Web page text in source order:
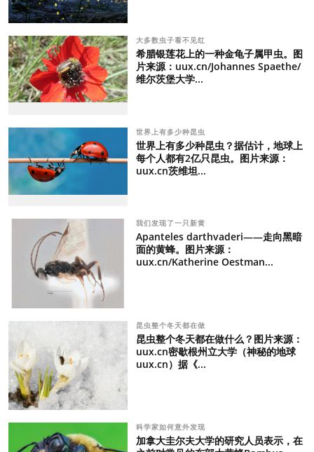
大多数虫子看不见红
希腊银莲花上的一种金龟子属甲虫。图
片来源：uux.cn/Johannes Spaethe/
维尔茨堡大学...
世界上有多少种昆虫
世界上有多少种昆虫？据估计，地球上
每个人都有2亿只昆虫。图片来源：
uux.cn茨维坦...
我们发现了一只新黄
Apanteles darthvaderi——走向黑暗
面的黄蜂。图片来源：
uux.cn/Katherine Oestman...
昆虫整个冬天都在做
昆虫整个冬天都在做什么？图片来源：
uux.cn密歇根州立大学（神秘的地球
uux.cn）据《...
科学家如何意外发现
加拿大圭尔夫大学的研究人员表示，在